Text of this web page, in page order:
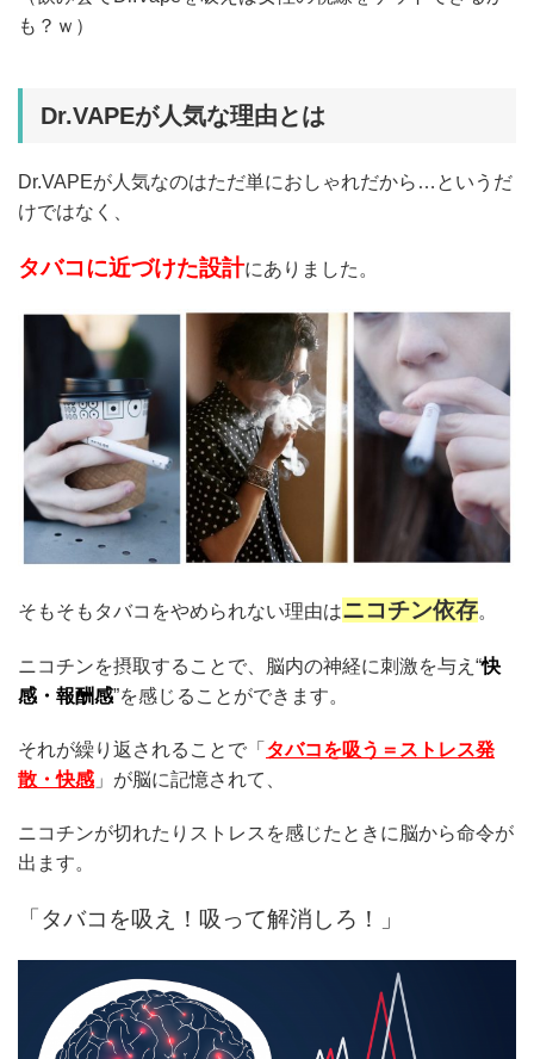
も？ｗ）
Dr.VAPEが人気な理由とは
Dr.VAPEが人気なのはただ単におしゃれだから…というだ
けではなく、
タバコに近づけた設計にありました。
そもそもタバコをやめられない理由はニコチン依存。
ニコチンを摂取することで、脳内の神経に刺激を与え“快
感・報酬感”を感じることができます。
それが繰り返されることで「 タバコを吸う＝ストレス発
散・快感 」が脳に記憶されて、
ニコチンが切れたりストレスを感じたときに脳から命令が
出ます。
「タバコを吸え！吸って解消しろ！」